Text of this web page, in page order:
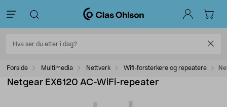
Forside Multimedia Nettverk Wifi-forsterkere og repeatere
Netgear EX6120 AC-WiFi-repeater